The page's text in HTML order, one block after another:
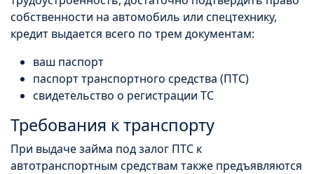
собственности на автомобиль или спецтехнику,
кредит выдается всего по трем документам:
ваш паспорт
паспорт транспортного средства (ПТС)
свидетельство о регистрации ТС
Требования к транспорту
При выдаче займа под залог ПТС к
автотранспортным средствам также предъявляются